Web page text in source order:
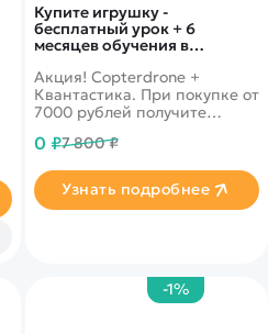
Купите игрушку -
бесплатный урок + 6
месяцев обучения в
Акция! Copterdrone +
Квантастика. При покупке от
7000 рублей получите
нашего партнера
0 ₽7 800 ₽
Узнать подробнее
-1%